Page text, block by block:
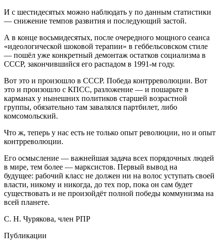
И с шестидесятых можно наблюдать у по данным статистики
— снижение темпов развития и последующий застой.
А в конце восьмидесятых, после очередного мощного сеанса
«идеологической шоковой терапии» в геббельсовском стиле
— пошёл уже конкретный демонтаж остатков социализма в
СССР, закончившийся его распадом в 1991-м году.
Вот это и произошло в СССР. Победа контрреволюции. Вот
это и произошло с КПСС, разложение — и пошарьте в
карманах у нынешних политиков старшей возрастной
группы, обязательно там завалялся партбилет, либо
комсомольский.
Что ж, теперь у нас есть не только опыт революции, но и опыт
контрреволюции.
Его осмысление — важнейшая задача всех порядочных людей
в мире, тем более — марксистов. Первый вывод на
будущее: рабочий класс не должен ни на волос уступать своей
власти, никому и никогда, до тех пор, пока он сам будет
существовать и не произойдёт полной победы коммунизма на
всей планете.
С. Н. Чурякова, член РПР
Публикации